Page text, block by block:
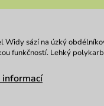
Widy sází na úzký
funkčností. Lehký
informací